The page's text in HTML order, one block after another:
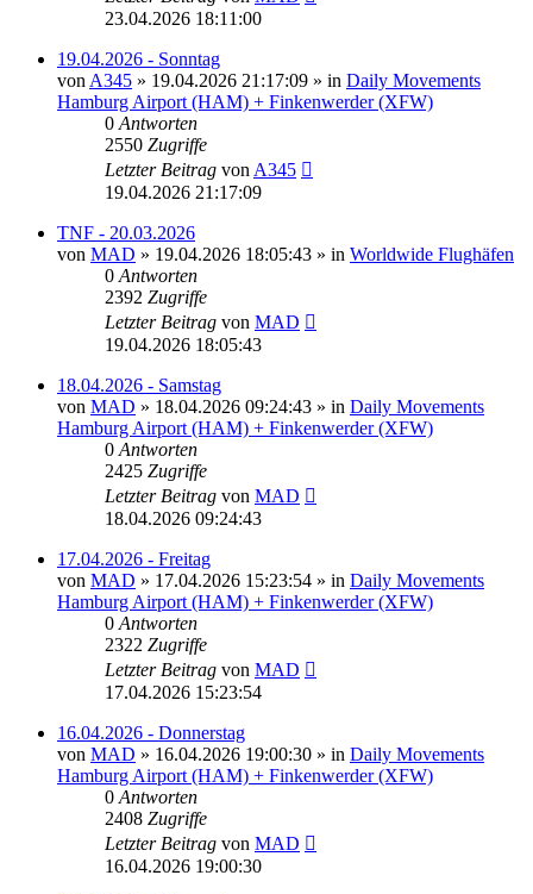
23.04.2026 18:11:00
19.04.2026 - Sonntag
von A345 » 19.04.2026 21:17:09 » in Daily Movements
Hamburg Airport (HAM) + Finkenwerder (XFW)
0 Antworten
2550 Zugriffe
Letzter Beitrag von A345
19.04.2026 21:17:09
TNF - 20.03.2026
von MAD » 19.04.2026 18:05:43 » in Worldwide Flughäfen
0 Antworten
2392 Zugriffe
Letzter Beitrag von MAD
19.04.2026 18:05:43
18.04.2026 - Samstag
von MAD » 18.04.2026 09:24:43 » in Daily Movements
Hamburg Airport (HAM) + Finkenwerder (XFW)
0 Antworten
2425 Zugriffe
Letzter Beitrag von MAD
18.04.2026 09:24:43
17.04.2026 - Freitag
von MAD » 17.04.2026 15:23:54 » in Daily Movements
Hamburg Airport (HAM) + Finkenwerder (XFW)
0 Antworten
2322 Zugriffe
Letzter Beitrag von MAD
17.04.2026 15:23:54
16.04.2026 - Donnerstag
von MAD » 16.04.2026 19:00:30 » in Daily Movements
Hamburg Airport (HAM) + Finkenwerder (XFW)
0 Antworten
2408 Zugriffe
Letzter Beitrag von MAD
16.04.2026 19:00:30